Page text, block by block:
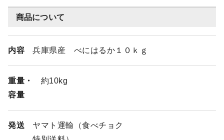
商品について
内容 兵庫県産 べにはるか１０ｋｇ
重量・
容量
約10kg
発送
ヤマト運輸（食べチョク